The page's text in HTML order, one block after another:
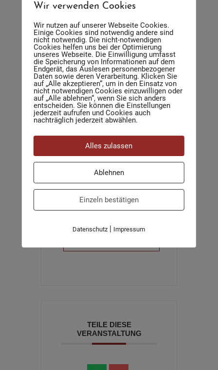
DATUM
07.07.2026
Abgelaufen!
UHRZEIT
20:00 - 21:15
+ Zu Google Kalender hinzufügen
TEILE DIESE
VERANSTALTUNG
Wir verwenden Cookies
Wir nutzen auf unserer Webseite Cookies.
Einige Cookies sind notwendig andere sind
nicht notwendig. Die nicht-notwendigen
Cookies helfen uns bei der Optimierung
unseres Webseite. Die Einwilligung umfasst
die Speicherung von Informationen auf dem
Endgerät, das Auslesen personenbezogener
Daten sowie deren Verarbeitung. Klicken Sie
auf „Alle akzeptieren“, um in den Einsatz von
nicht notwendigen Cookies einzuwilligen oder
auf „Alle ablehnen“, wenn Sie sich anders
entscheiden. Sie können die Einstellungen
jederzeit aufrufen und Cookies auch
nachträglich jederzeit abwählen.
Alles zulassen
Ablehnen
Einzeln bestätigen
Datenschutz | Impressum